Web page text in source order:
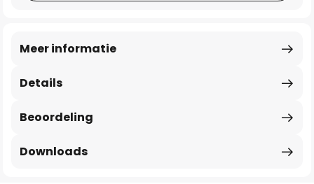
Details
Meer informatie
Beoordeling
Downloads